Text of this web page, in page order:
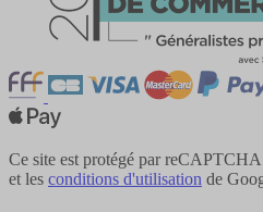
Ce site est protégé par reCAPTCHA
et les conditions d'utilisation de